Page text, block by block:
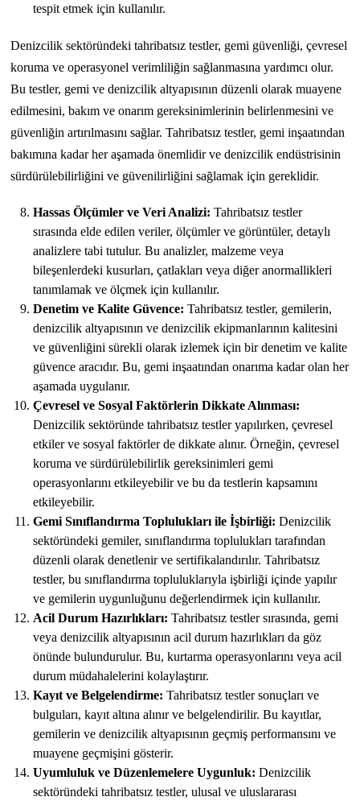
tespit etmek için kullanılır.
Denizcilik sektöründeki tahribatsız testler, gemi güvenliği, çevresel
koruma ve operasyonel verimliliğin sağlanmasına yardımcı olur.
Bu testler, gemi ve denizcilik altyapısının düzenli olarak muayene
edilmesini, bakım ve onarım gereksinimlerinin belirlenmesini ve
güvenliğin artırılmasını sağlar. Tahribatsız testler, gemi inşaatından
bakımına kadar her aşamada önemlidir ve denizcilik endüstrisinin
sürdürülebilirliğini ve güvenilirliğini sağlamak için gereklidir.
Hassas Ölçümler ve Veri Analizi: Tahribatsız testler
sırasında elde edilen veriler, ölçümler ve görüntüler, detaylı
analizlere tabi tutulur. Bu analizler, malzeme veya
bileşenlerdeki kusurları, çatlakları veya diğer anormallikleri
tanımlamak ve ölçmek için kullanılır.
Denetim ve Kalite Güvence: Tahribatsız testler, gemilerin,
denizcilik altyapısının ve denizcilik ekipmanlarının kalitesini
ve güvenliğini sürekli olarak izlemek için bir denetim ve kalite
güvence aracıdır. Bu, gemi inşaatından onarıma kadar olan her
aşamada uygulanır.
Çevresel ve Sosyal Faktörlerin Dikkate Alınması:
Denizcilik sektöründe tahribatsız testler yapılırken, çevresel
etkiler ve sosyal faktörler de dikkate alınır. Örneğin, çevresel
koruma ve sürdürülebilirlik gereksinimleri gemi
operasyonlarını etkileyebilir ve bu da testlerin kapsamını
etkileyebilir.
Gemi Sınıflandırma Toplulukları ile İşbirliği: Denizcilik
sektöründeki gemiler, sınıflandırma toplulukları tarafından
düzenli olarak denetlenir ve sertifikalandırılır. Tahribatsız
testler, bu sınıflandırma topluluklarıyla işbirliği içinde yapılır
ve gemilerin uygunluğunu değerlendirmek için kullanılır.
Acil Durum Hazırlıkları: Tahribatsız testler sırasında, gemi
veya denizcilik altyapısının acil durum hazırlıkları da göz
önünde bulundurulur. Bu, kurtarma operasyonlarını veya acil
durum müdahalelerini kolaylaştırır.
Kayıt ve Belgelendirme: Tahribatsız testler sonuçları ve
bulguları, kayıt altına alınır ve belgelendirilir. Bu kayıtlar,
gemilerin ve denizcilik altyapısının geçmiş performansını ve
muayene geçmişini gösterir.
Uyumluluk ve Düzenlemelere Uygunluk: Denizcilik
sektöründeki tahribatsız testler, ulusal ve uluslararası